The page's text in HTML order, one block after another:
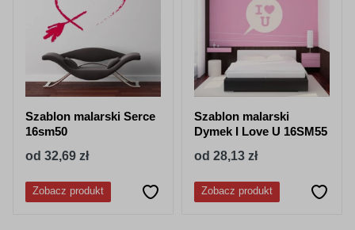
Szablon malarski Serce
16sm50
od 32,69 zł
Zobacz produkt
Szablon malarski
Dymek I Love U 16SM55
od 28,13 zł
Zobacz produkt